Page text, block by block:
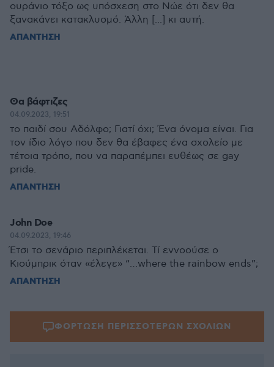
ουράνιο τόξο ως υπόσχεση στο Νώε ότι δεν θα
ξανακάνει κατακλυσμό. Άλλη [...] κι αυτή.
ΑΠΑΝΤΗΣΗ
Θα βάφτιζες
04.09.2023, 19:51
το παιδί σου Αδόλφο; Γιατί όχι; Ένα όνομα είναι. Για
τον ίδιο λόγο που δεν θα έβαφες ένα σχολείο με
τέτοια τρόπο, που να παραπέμπει ευθέως σε gay
pride.
ΑΠΑΝΤΗΣΗ
John Doe
04.09.2023, 19:46
Έτσι το σενάριο περιπλέκεται. Τί εννοούσε ο
Κιούμπρικ όταν «έλεγε» “…where the rainbow ends”;
ΑΠΑΝΤΗΣΗ
ΦΟΡΤΩΣΗ ΠΕΡΙΣΣΟΤΕΡΩΝ ΣΧΟΛΙΩΝ